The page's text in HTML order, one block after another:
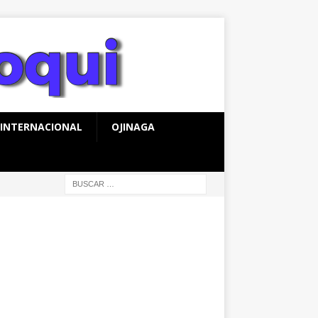
INTERNACIONAL OJINAGA